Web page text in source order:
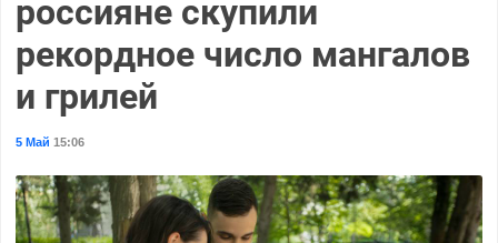
россияне скупили
рекордное число мангалов
и грилей
5 Май 15:06